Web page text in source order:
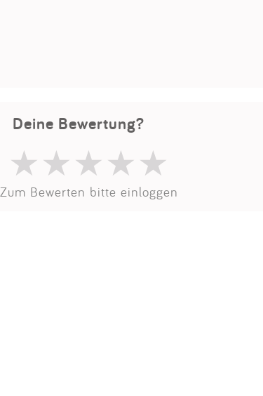
Deine Bewertung?
Zum Bewerten bitte einloggen